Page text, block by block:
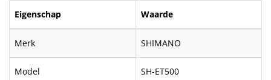
Eigenschap Waarde
Merk SHIMANO
Model SH-ET500